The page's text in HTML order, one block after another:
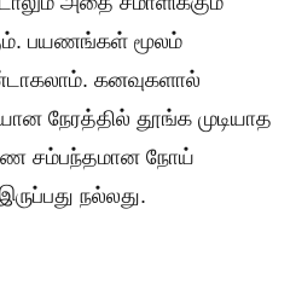
பயணங்கள் மூலம்
கனவுகளால்
நேரத்தில் தூங்க முடியாத
சம்பந்தமான நோய்
நல்லது.